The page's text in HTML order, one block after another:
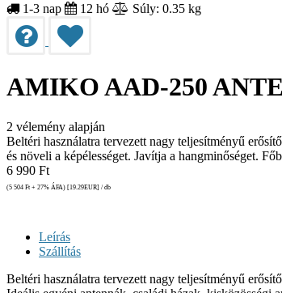
1-3 nap 12 hó Súly: 0.35 kg
AMIKO AAD-250
2 vélemény alapján
Beltéri használatra tervezett nagy teljesítményű
és növeli a képélességet. Javítja a hangminőséget.
6 990 Ft
(5 504 Ft + 27% ÁFA) [19.29EUR] / db
Leírás
Szállítás
Beltéri használatra tervezett nagy teljesítményű